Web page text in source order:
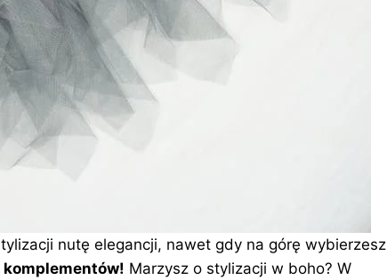
nutę elegancji, nawet gdy na górę wybierzesz
Marzysz o stylizacji w boho? W